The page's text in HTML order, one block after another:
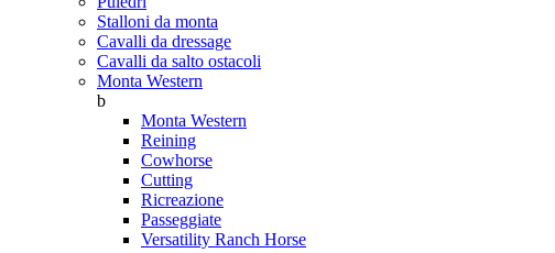
Stalloni da monta
Cavalli da dressage
Cavalli da salto ostacoli
Monta Western
b
Monta Western
Reining
Cowhorse
Cutting
Ricreazione
Passeggiate
Versatility Ranch Horse